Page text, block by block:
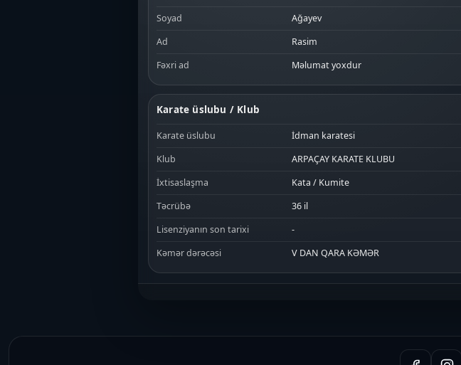
Soyad
Ağayev
Ad
Rasim
Fəxri ad
Məlumat yoxdur
Karate üslubu / Klub
Karate üslubu
İdman karatesi
Klub
ARPAÇAY KARATE KLUBU
İxtisaslaşma
Kata / Kumite
Təcrübə
36 il
Lisenziyanın son tarixi
-
Kəmər dərəcəsi
V DAN QARA KƏMƏR